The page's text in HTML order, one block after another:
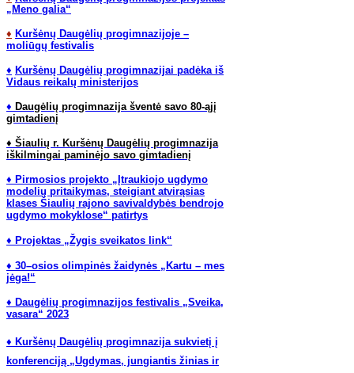
„Meno galia“
♦ Kuršėnų Daugėlių progimnazijoje –
moliūgų festivalis
♦ Kuršėnų Daugėlių progimnazijai padėka iš
Vidaus reikalų ministerijos
♦ Daugėlių progimnazija šventė savo 80-ąjį
gimtadienį
♦ Šiaulių r. Kuršėnų Daugėlių progimnazija
iškilmingai paminėjo savo gimtadienį
♦ Pirmosios projekto „Įtraukiojo ugdymo
modelių pritaikymas, steigiant atvirąsias
klases Šiaulių rajono savivaldybės bendrojo
ugdymo mokyklose“ patirtys
♦ Projektas „Žygis sveikatos link“
♦ 30–osios olimpinės žaidynės „Kartu – mes
jėga!“
♦ Daugėlių progimnazijos festivalis „Sveika,
vasara“ 2023
♦ Kuršėnų Daugėlių progimnazija sukvietį į
konferenciją „Ugdymas, jungiantis žinias ir